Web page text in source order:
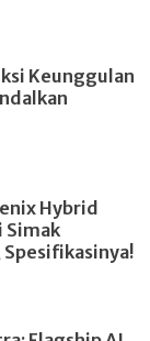
Keunggulan
Hybrid
Simak